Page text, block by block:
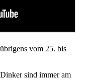
vom 25. bis
sind immer am